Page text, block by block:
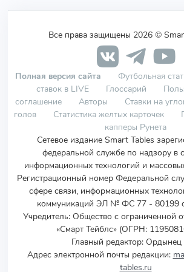
Все права защищены 2026 ©
Полная версия сайта Футбольная
ставок в LIVE
Глоссарий
соглашение
Авторы Ставки на
голов
Статистика желтых карточек
капперы Рунета
Сетевое издание Smart Tables
федеральной службе по надзору в
информационных технологий и
Регистрационный номер Федеральной
сфере связи, информационных
коммуникаций ЭЛ № ФС 77 - 80199
Учредитель: Общество с ограниченной
«Смарт Тейблс» (ОГРН:
Главный редактор:
Адрес электронной почты редакции:
tables.ru